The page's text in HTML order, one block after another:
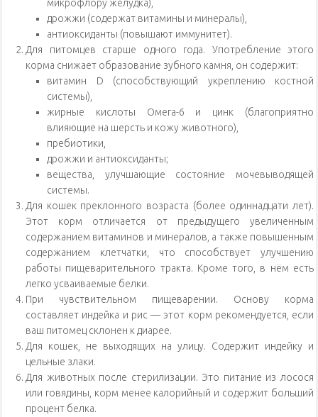
микрофлору желудка),
дрожжи (содержат витамины и минералы),
антиоксиданты (повышают иммунитет).
Для питомцев старше одного года. Употребление этого
корма снижает образование зубного камня, он содержит:
витамин D (способствующий укреплению костной
системы),
жирные кислоты Омега-6 и цинк (благоприятно
влияющие на шерсть и кожу животного),
пребиотики,
дрожжи и антиоксиданты;
вещества, улучшающие состояние мочевыводящей
системы.
Для кошек преклонного возраста (более одиннадцати лет).
Этот корм отличается от предыдущего увеличенным
содержанием витаминов и минералов, а также повышенным
содержанием клетчатки, что способствует улучшению
работы пищеварительного тракта. Кроме того, в нём есть
легко усваиваемые белки.
При чувствительном пищеварении. Основу корма
составляет индейка и рис — этот корм рекомендуется, если
ваш питомец склонен к диарее.
Для кошек, не выходящих на улицу. Содержит индейку и
цельные злаки.
Для животных после стерилизации. Это питание из лосося
или говядины, корм менее калорийный и содержит больший
процент белка.